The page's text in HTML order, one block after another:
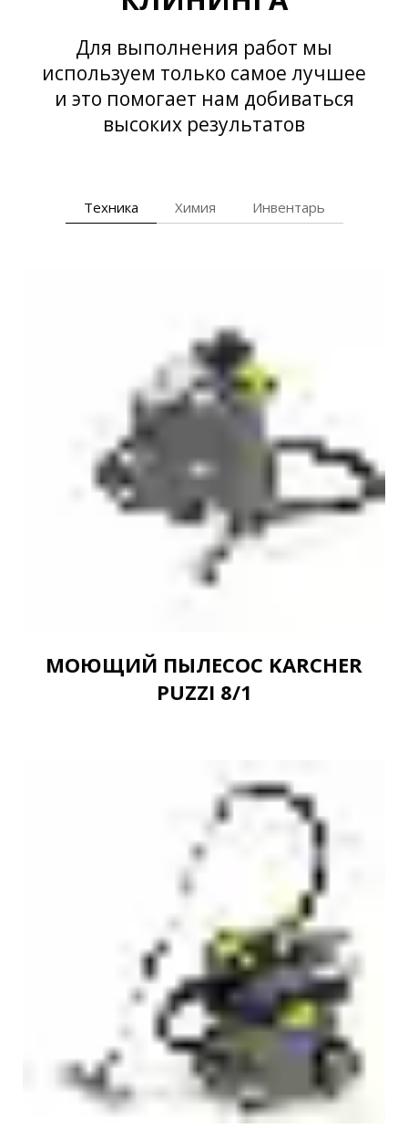
Для выполнения работ мы
используем только самое лучшее
и это помогает нам добиваться
высоких результатов
Техника Химия Инвентарь
МОЮЩИЙ ПЫЛЕСОС KARCHER
PUZZI 8/1